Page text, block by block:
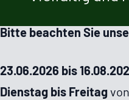
Bitte beachten Sie
23.06.2026 bis
Dienstag bis Freitag